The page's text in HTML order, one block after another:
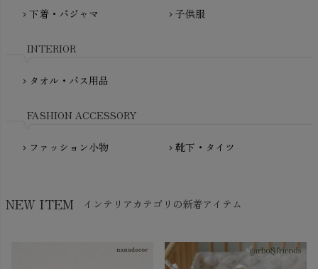
fromF（フロムエフ）
My Little Cozmo（マイリトルコズモ）
NewNative（ニューネイティブ）
chevron_right 下着・パジャマ chevron_right 子供服
INTERIOR
chevron_right タオル・バス用品
FASHION ACCESSORY
chevron_right ファッション小物 chevron_right 靴下・タイツ
NEW ITEM インテリアカテゴリの新着アイテム